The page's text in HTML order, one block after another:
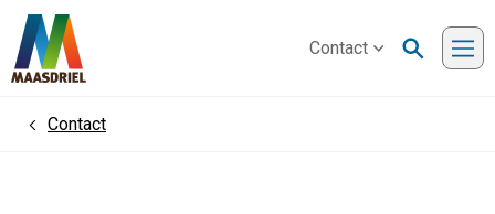
Contact
HomeContact